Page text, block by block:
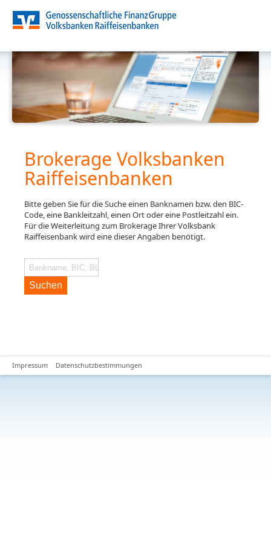
Brokerage Volksbanken
Raiffeisenbanken
Bitte geben Sie für die Suche einen Banknamen bzw. den BIC-
Code, eine Bankleitzahl, einen Ort oder eine Postleitzahl ein.
Für die Weiterleitung zum Brokerage Ihrer Volksbank
Raiffeisenbank wird eine dieser Angaben benötigt.
Suchen
Impressum Datenschutzbestimmungen